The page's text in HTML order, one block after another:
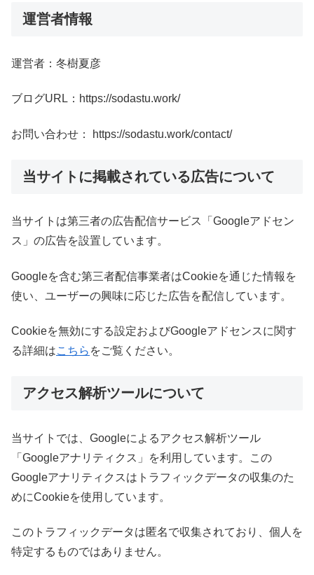
運営者情報
運営者：冬樹夏彦
ブログURL：https://sodastu.work/
お問い合わせ： https://sodastu.work/contact/
当サイトに掲載されている広告について
当サイトは第三者の広告配信サービス「Googleアドセン
ス」の広告を設置しています。
Googleを含む第三者配信事業者はCookieを通じた情報を
使い、ユーザーの興味に応じた広告を配信しています。
Cookieを無効にする設定およびGoogleアドセンスに関す
る詳細はこちら をご覧ください。
アクセス解析ツールについて
当サイトでは、Googleによるアクセス解析ツール
「Googleアナリティクス」を利用しています。この
Googleアナリティクスはトラフィックデータの収集のた
めにCookieを使用しています。
このトラフィックデータは匿名で収集されており、個人を
特定するものではありません。